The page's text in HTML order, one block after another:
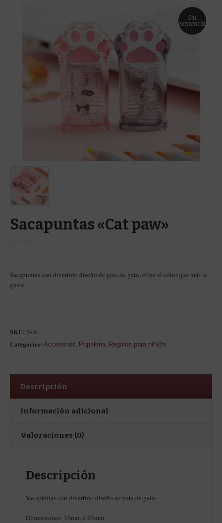
Sin
existencias
Sacapuntas «Cat paw»
Sacapuntas con divertido diseño de pata de gato, elige el color que más te
guste.
SKU: N/A
Categories: Accesorios, Papeleria, Regalos para niñ@s
Descripción
Información adicional
Valoraciones (0)
Descripción
Sacapuntas con divertido diseño de pata de gato
Dimensiones: 55mm x 25mm